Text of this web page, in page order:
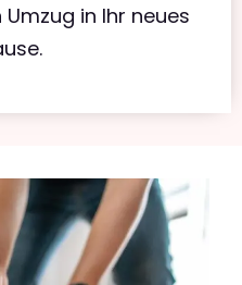
in Ihr neues